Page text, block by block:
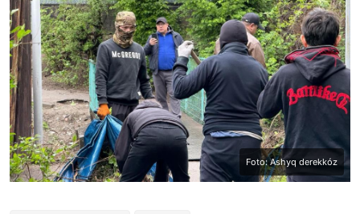
Foto: Ashyq derekkóz